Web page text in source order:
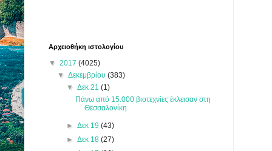
Αρχειοθήκη ιστολογίου
▼ 2017 (4025)
▼Δεκεμβρίου(383)
▼ Δεκ 21 (1)
Πάνω από 15.000 βιοτεχνίες έκλεισαν στη
Θεσσαλονίκη
► Δεκ 19 (43)
► Δεκ 18 (27)